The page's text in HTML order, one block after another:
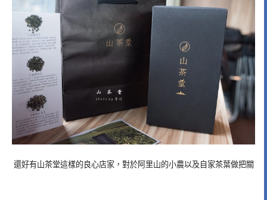
還好有山茶堂這樣的良心店家，對於阿里山的小農以及自家茶葉做把關